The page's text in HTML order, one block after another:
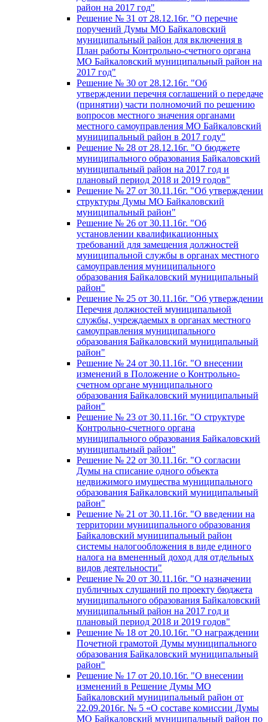
район на 2017 год"
Решение № 31 от 28.12.16г. "О перечне
поручений Думы МО Байкаловский
муниципальный район для включения в
План работы Контрольно-счетного органа
МО Байкаловский муниципальный район на
2017 год"
Решение № 30 от 28.12.16г. "Об
утверждении перечня соглашений о передаче
(принятии) части полномочий по решению
вопросов местного значения органами
местного самоуправления МО Байкаловский
муниципальный район в 2017 году"
Решение № 28 от 28.12.16г. "О бюджете
муниципального образования Байкаловский
муниципальный район на 2017 год и
плановый период 2018 и 2019 годов"
Решение № 27 от 30.11.16г. "Об утверждении
структуры Думы МО Байкаловский
муниципальный район"
Решение № 26 от 30.11.16г. "Об
установлении квалификационных
требований для замещения должностей
муниципальной службы в органах местного
самоуправления муниципального
образования Байкаловский муниципальный
район"
Решение № 25 от 30.11.16г. "Об утверждении
Перечня должностей муниципальной
службы, учреждаемых в органах местного
самоуправления муниципального
образования Байкаловский муниципальный
район"
Решение № 24 от 30.11.16г. "О внесении
изменений в Положение о Контрольно-
счетном органе муниципального
образования Байкаловский муниципальный
район"
Решение № 23 от 30.11.16г. "О структуре
Контрольно-счетного органа
муниципального образования Байкаловский
муниципальный район"
Решение № 22 от 30.11.16г. "О согласии
Думы на списание одного объекта
недвижимого имущества муниципального
образования Байкаловский муниципальный
район"
Решение № 21 от 30.11.16г. "О введении на
территории муниципального образования
Байкаловский муниципальный район
системы налогообложения в виде единого
налога на вмененный доход для отдельных
видов деятельности"
Решение № 20 от 30.11.16г. "О назначении
публичных слушаний по проекту бюджета
муниципального образования Байкаловский
муниципальный район на 2017 год и
плановый период 2018 и 2019 годов"
Решение № 18 от 20.10.16г. "О награждении
Почетной грамотой Думы муниципального
образования Байкаловский муниципальный
район"
Решение № 17 от 20.10.16г. "О внесении
изменений в Решение Думы МО
Байкаловский муниципальный район от
22.09.2016г. № 5 «О составе комиссии Думы
МО Байкаловский муниципальный район по